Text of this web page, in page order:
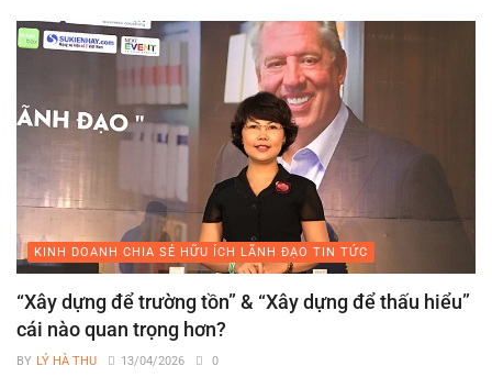
KINH DOANH CHIA SẺ HỮU ÍCH LÃNH ĐẠO TIN TỨC
“Xây dựng để trường tồn” & “Xây dựng để thấu hiểu”
cái nào quan trọng hơn?
BY LÝ HÀ THU 13/04/2026 0